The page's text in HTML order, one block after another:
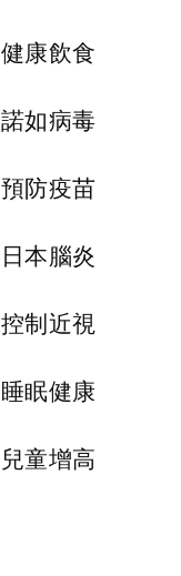
健康飲食
諾如病毒
預防疫苗
日本腦炎
控制近視
睡眠健康
兒童增高